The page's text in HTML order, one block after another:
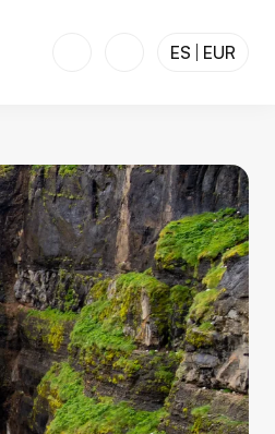
ES EUR